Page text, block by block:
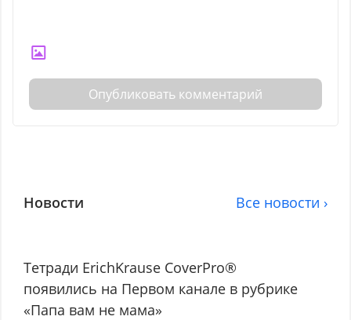
Опубликовать комментарий
Новости Все новости ›
Тетради ErichKrause CoverPro®
появились на Первом канале в рубрике
«Папа вам не мама»